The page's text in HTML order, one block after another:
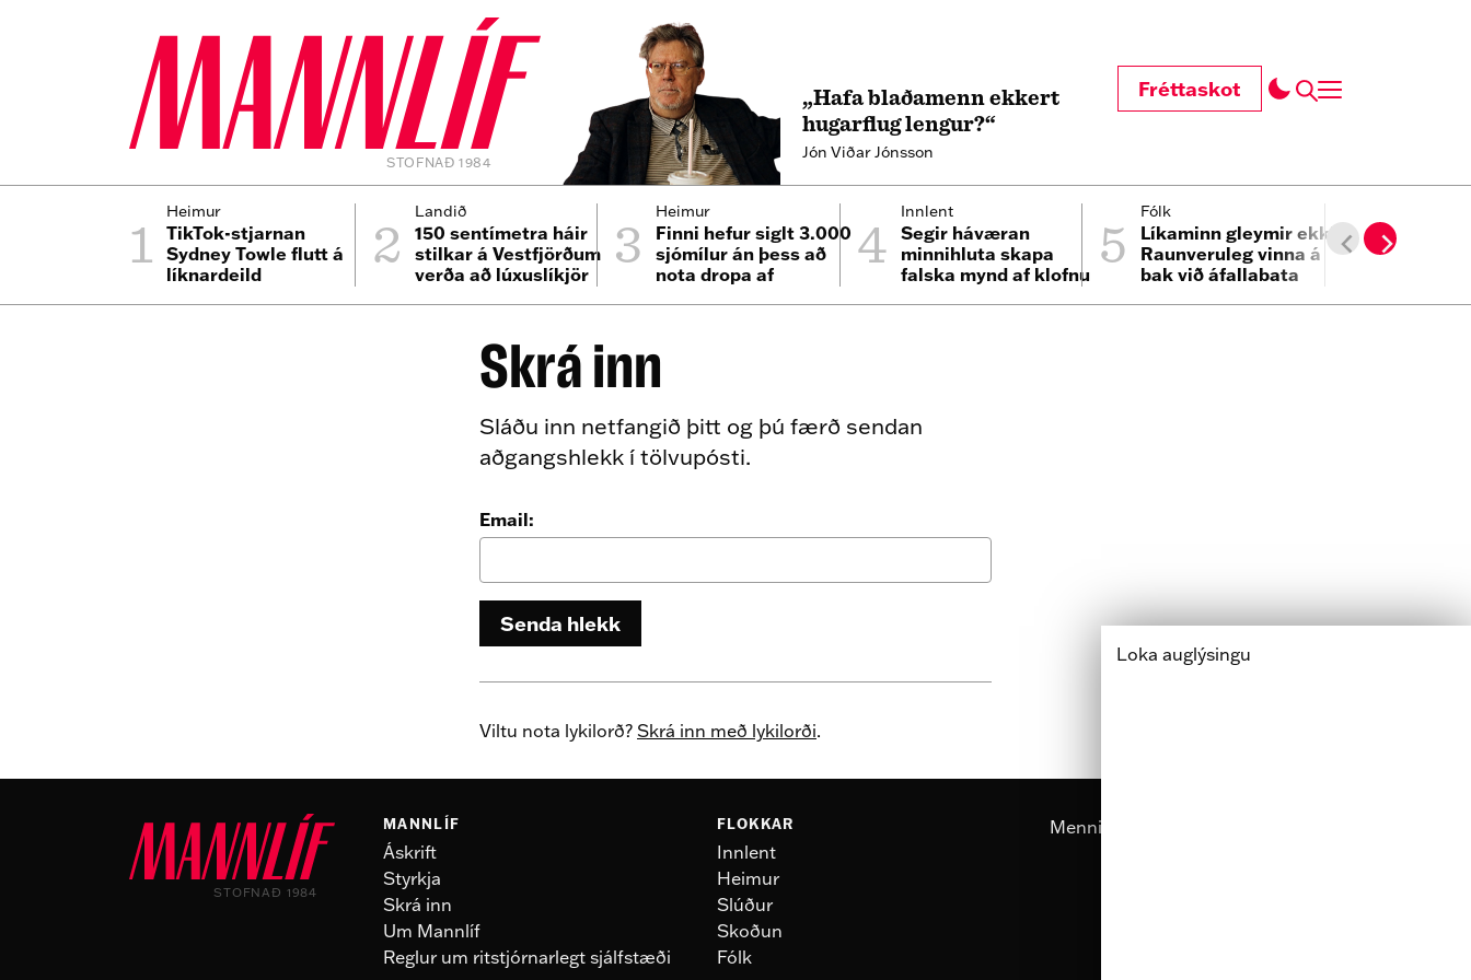
STOFNAÐ 1984
„Hafa blaðamenn ekkert
hugarflug lengur?“
Jón Viðar Jónsson
Fréttaskot
1 Heimur
TikTok-stjarnan
Sydney Towle flutt á
líknardeild
2 Landið
150 sentímetra háir
stilkar á Vestfjörðum
verða að lúxuslíkjör
3 Heimur
Finni hefur siglt 3.000
sjómílur án þess að
nota dropa af
4 Innlent
Segir háværan
minnihluta skapa
falska mynd af klofnu 5 Fólk
Líkaminn gleymir ekki:
Raunveruleg vinna á
bak við áfallabata
6
Tveggja
gekk
Skrá inn
Sláðu inn netfangið þitt og þú færð sendan
aðgangshlekk í tölvupósti.
Email:
Senda hlekk
Viltu nota lykilorð? Skrá inn með lykilorði.
STOFNAÐ 1984
MANNLÍF
Áskrift
Styrkja
Skrá inn
Um Mannlíf
Reglur um ritstjórnarlegt sjálfstæði
FLOKKAR
Innlent
Heimur
Slúður
Skoðun
Fólk
Menning
Loka auglýsingu